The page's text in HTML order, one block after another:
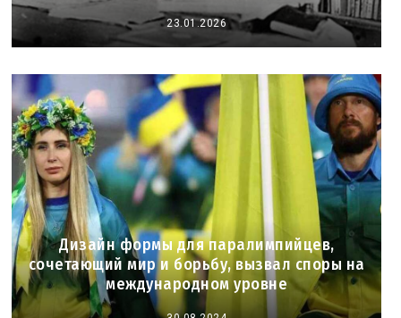
23.01.2026
Дизайн формы для паралимпийцев,
сочетающий мир и борьбу, вызвал споры на
международном уровне